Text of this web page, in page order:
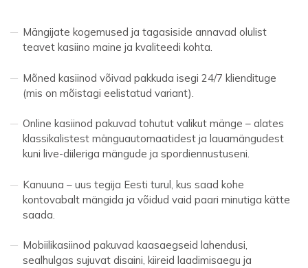
Mängijate kogemused ja tagasiside annavad olulist
teavet kasiino maine ja kvaliteedi kohta.
Mõned kasiinod võivad pakkuda isegi 24/7 kliendituge
(mis on mõistagi eelistatud variant).
Online kasiinod pakuvad tohutut valikut mänge – alates
klassikalistest mänguautomaatidest ja lauamängudest
kuni live-diileriga mängude ja spordiennustuseni.
Kanuuna – uus tegija Eesti turul, kus saad kohe
kontovabalt mängida ja võidud vaid paari minutiga kätte
saada.
Mobiilikasiinod pakuvad kaasaegseid lahendusi,
sealhulgas sujuvat disaini, kiireid laadimisaegu ja